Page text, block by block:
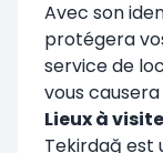
Avec son
protégera
service de
vous
Lieux à
Tekirdağ est